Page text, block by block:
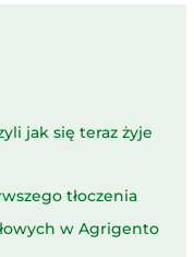
jak się teraz żyje
tłoczenia
w Agrigento